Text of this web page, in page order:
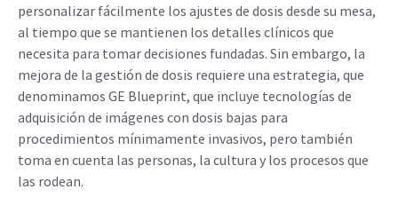
personalizar fácilmente los ajustes de dosis desde su mesa,
al tiempo que se mantienen los detalles clínicos que
necesita para tomar decisiones fundadas. Sin embargo, la
mejora de la gestión de dosis requiere una estrategia, que
denominamos GE Blueprint, que incluye tecnologías de
adquisición de imágenes con dosis bajas para
procedimientos mínimamente invasivos, pero también
toma en cuenta las personas, la cultura y los procesos que
las rodean.